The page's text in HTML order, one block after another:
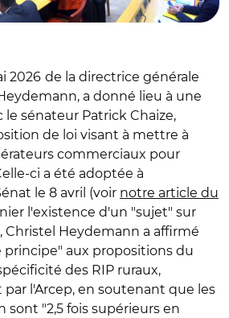
2026 de la directrice générale
a donné lieu à une
le sénateur Patrick Chaize,
de loi visant à mettre à
commerciaux pour
ci a été adoptée à
le 8 avril (voir notre article du
nier l'existence d'un "sujet" sur
, Christel Heydemann a affirmé
aux propositions du
des RIP ruraux,
l'Arcep, en soutenant que les
"2,5 fois supérieurs en